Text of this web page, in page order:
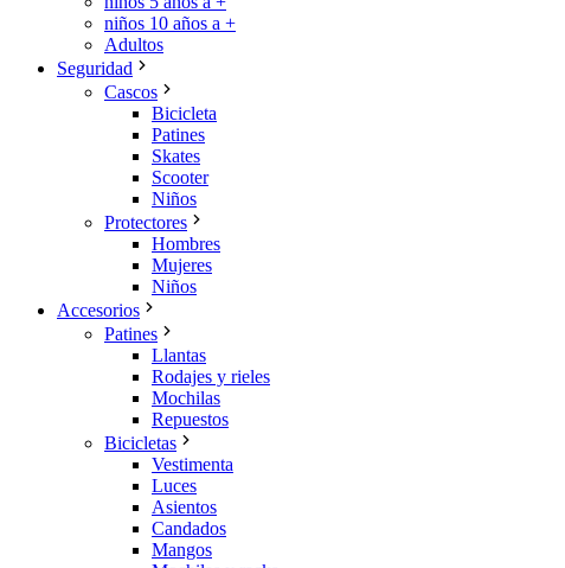
niños 10 años a +
Adultos
Seguridad
Cascos
Bicicleta
Patines
Skates
Scooter
Niños
Protectores
Hombres
Mujeres
Niños
Accesorios
Patines
Llantas
Rodajes y rieles
Mochilas
Repuestos
Bicicletas
Vestimenta
Luces
Asientos
Candados
Mangos